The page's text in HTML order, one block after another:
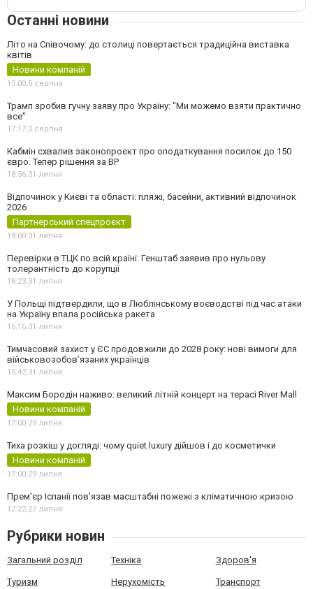
Останні новини
Літо на Співочому: до столиці повертається традиційна виставка
квітів
Новини компаній
15:00,5 серпня
Трамп зробив гучну заяву про Україну: "Ми можемо взяти практично
все"
17:17,2 серпня
Кабмін схвалив законопроєкт про оподаткування посилок до 150
євро. Тепер рішення за ВР
18:56,31 липня
Відпочинок у Києві та області: пляжі, басейни, активний відпочинок
2026
Партнерський спецпроєкт
18:00,31 липня
Перевірки в ТЦК по всій країні: Генштаб заявив про нульову
толерантність до корупції
16:23,31 липня
У Польщі підтвердили, що в Люблінському воєводстві під час атаки
на Україну впала російська ракета
16:16,31 липня
Тимчасовий захист у ЄС продовжили до 2028 року: нові вимоги для
військовозобов’язаних українців
15:42,31 липня
Максим Бородін наживо: великий літній концерт на терасі River Mall
Новини компаній
17:00,29 липня
Тиха розкіш у догляді: чому quiet luxury дійшов і до косметички
Новини компаній
17:00,29 липня
Прем'єр Іспанії пов'язав масштабні пожежі з кліматичною кризою
12:22,27 липня
Рубрики новин
Загальний розділ Техніка Здоров'я
Туризм Нерухомість Транспорт